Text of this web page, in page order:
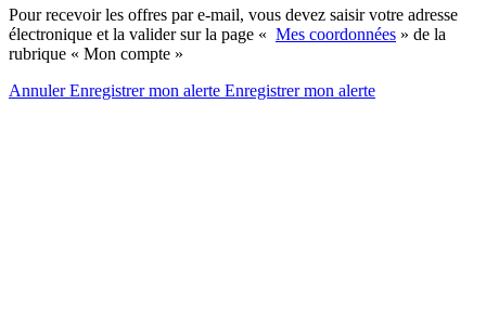
Pour recevoir les offres par e-mail, vous devez saisir votre adresse
électronique et la valider sur la page « Mes coordonnées » de la
rubrique « Mon compte »
AnnulerEnregistrer mon alerte Enregistrermon alerte